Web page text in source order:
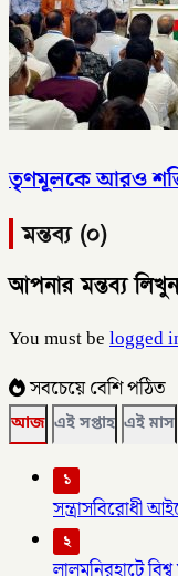
তৃণমূলকে আরও
মন্তব্য (০)
আপনার মন্তব্য লিখুন
You must belogged
সবচেয়ে বেশি পঠিত
আজ এই সপ্তাহ এই মাস
১
সন্ত্রাসবিরোধী
২